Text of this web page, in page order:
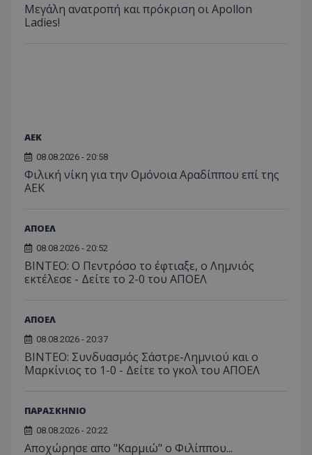
Μεγάλη ανατροπή και πρόκριση οι Apollon
Ladies!
ΑEK
08.08.2026 - 20:58
Φιλική νίκη για την Ομόνοια Αραδίππου επί της
ΑΕΚ
ΑΠΟΕΛ
08.08.2026 - 20:52
ΒΙΝΤΕΟ: Ο Πεντρόσο το έφτιαξε, ο Λημνιός
εκτέλεσε - Δείτε το 2-0 του ΑΠΟΕΛ
ΑΠΟΕΛ
08.08.2026 - 20:37
ΒΙΝΤΕΟ: Συνδυασμός Σάστρε-Λημνιού και ο
Μαρκίνιος το 1-0 - Δείτε το γκολ του ΑΠΟΕΛ
ΠΑΡΑΣΚΗΝΙΟ
08.08.2026 - 20:22
Aποχώρησε απο "Καρμιώ" ο Φιλίππου...